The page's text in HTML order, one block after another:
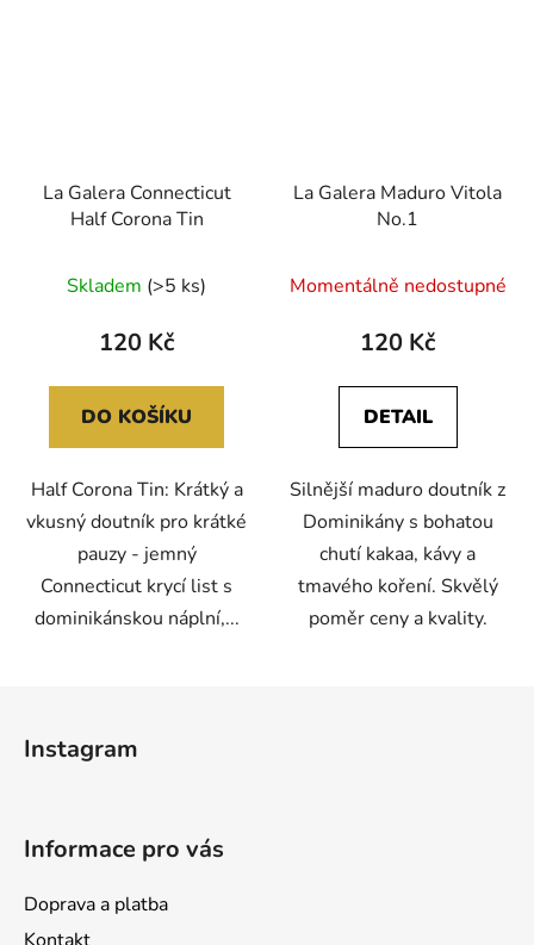
La Galera Connecticut
Half Corona Tin
Skladem (>5 ks)
120 Kč
DO KOŠÍKU
Half Corona Tin: Krátký a
vkusný doutník pro krátké
pauzy - jemný
Connecticut krycí list s
dominikánskou náplní,...
La Galera Maduro Vitola
No.1
Momentálně nedostupné
120 Kč
DETAIL
Silnější maduro doutník z
Dominikány s bohatou
chutí kakaa, kávy a
tmavého koření. Skvělý
poměr ceny a kvality.
Instagram
Informace pro vás
Doprava a platba